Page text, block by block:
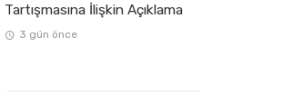
Tartışmasına İlişkin Açıklama
3 gün önce